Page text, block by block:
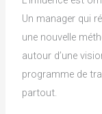
Un manager qui
une nouvelle
autour d’une
programme de
partout.